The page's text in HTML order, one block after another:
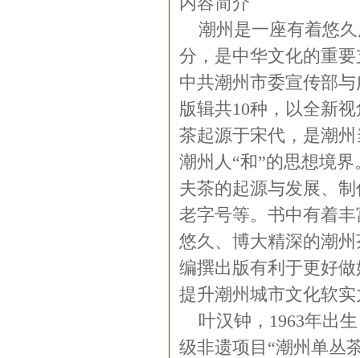
潮州是一座有着悠久
分，是中华文化的重
中共潮州市委宣传部
版辑共10种，以全新
茶起源于宋代，是潮
潮州人“和”的思想境
夫茶的起源与发展、
老字号等。书中有着
悠久、博大精深的潮
编撰出版有利于更好
提升潮州城市文化软
叶汉钟，1963年出生
级非遗项目“潮州单丛